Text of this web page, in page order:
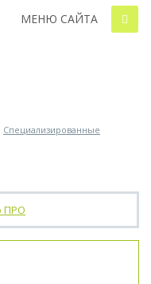
МЕНЮ САЙТА
Специализированные